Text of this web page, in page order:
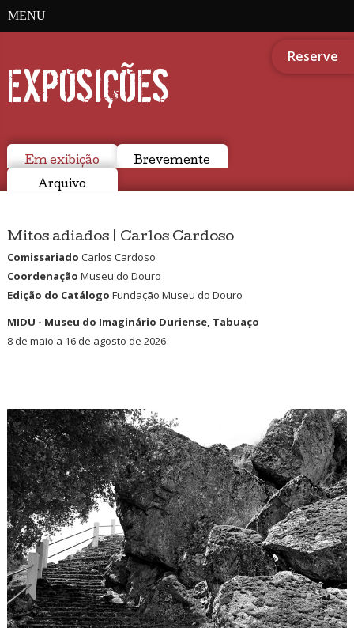
MENU
Reserve
EXPOSIÇÕES
Em exibição Brevemente
Arquivo
Mitos adiados | Carlos Cardoso
Comissariado Carlos Cardoso
Coordenação Museu do Douro
Edição do Catálogo Fundação Museu do Douro
MIDU - Museu do Imaginário Duriense, Tabuaço
8 de maio a 16 de agosto de 2026